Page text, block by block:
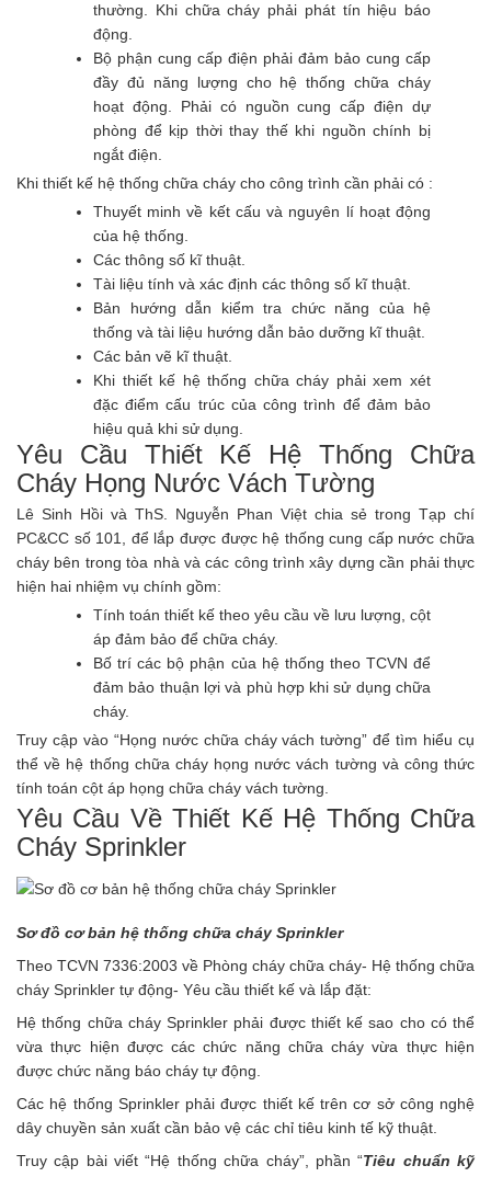
thường. Khi chữa cháy phải phát tín hiệu báo
động.
Bộ phận cung cấp điện phải đảm bảo cung cấp
đầy đủ năng lượng cho hệ thống chữa cháy
hoạt động. Phải có nguồn cung cấp điện dự
phòng để kịp thời thay thế khi nguồn chính bị
ngắt điện.
Khi thiết kế hệ thống chữa cháy cho công trình cần phải có :
Thuyết minh về kết cấu và nguyên lí hoạt động
của hệ thống.
Các thông số kĩ thuật.
Tài liệu tính và xác định các thông số kĩ thuật.
Bản hướng dẫn kiểm tra chức năng của hệ
thống và tài liệu hướng dẫn bảo dưỡng kĩ thuật.
Các bản vẽ kĩ thuật.
Khi thiết kế hệ thống chữa cháy phải xem xét
đặc điểm cấu trúc của công trình để đảm bảo
hiệu quả khi sử dụng.
Yêu Cầu Thiết Kế Hệ Thống Chữa
Cháy Họng Nước Vách Tường
Lê Sinh Hồi và ThS. Nguyễn Phan Việt chia sẻ trong Tạp chí
PC&CC số 101
, để lắp được được hệ thống cung cấp nước chữa
cháy bên trong tòa nhà và các công trình xây dựng cần phải thực
hiện hai nhiệm vụ chính gồm:
Tính toán thiết kế theo yêu cầu về lưu lượng, cột
áp đảm bảo để chữa cháy.
Bố trí các bộ phận của hệ thống theo TCVN để
đảm bảo thuận lợi và phù hợp khi sử dụng chữa
cháy.
Truy cập vào “Họng nước chữa cháy vách tường” để tìm hiểu cụ
thể về hệ thống chữa cháy họng nước vách tường và công thức
tính toán cột áp họng chữa cháy vách tường.
Yêu Cầu Về Thiết Kế Hệ Thống Chữa
Cháy Sprinkler
Sơ đồ cơ bản hệ thống chữa cháy Sprinkler
Theo TCVN 7336:2003 về Phòng cháy chữa cháy- Hệ thống chữa
cháy Sprinkler tự động- Yêu cầu thiết kế và lắp đặt:
Hệ thống chữa cháy Sprinkler phải được thiết kế sao cho có thể
vừa thực hiện được các chức năng chữa cháy vừa thực hiện
được chức năng báo cháy tự động.
Các hệ thống Sprinkler phải được thiết kế trên cơ sở công nghệ
dây chuyền sản xuất cần bảo vệ các chỉ tiêu kinh tế kỹ thuật.
Truy cập bài viết “Hệ thống chữa cháy”, phần “Tiêu chuẩn kỹ